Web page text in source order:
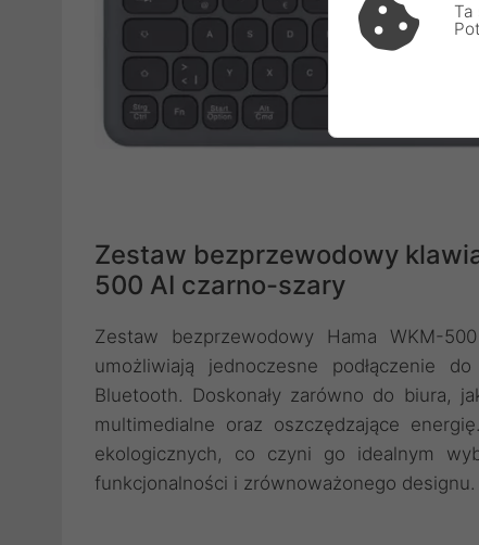
Zestaw bezprzewodowy
500 AI czarno-szary
Zestaw bezprzewodowy Hama WKM-
umożliwiają jednoczesne podłączenie
Bluetooth. Doskonały zarówno do biura,
multimedialne oraz oszczędzające
ekologicznych, co czyni go idealnym
funkcjonalności i zrównoważonego designu.
Ta